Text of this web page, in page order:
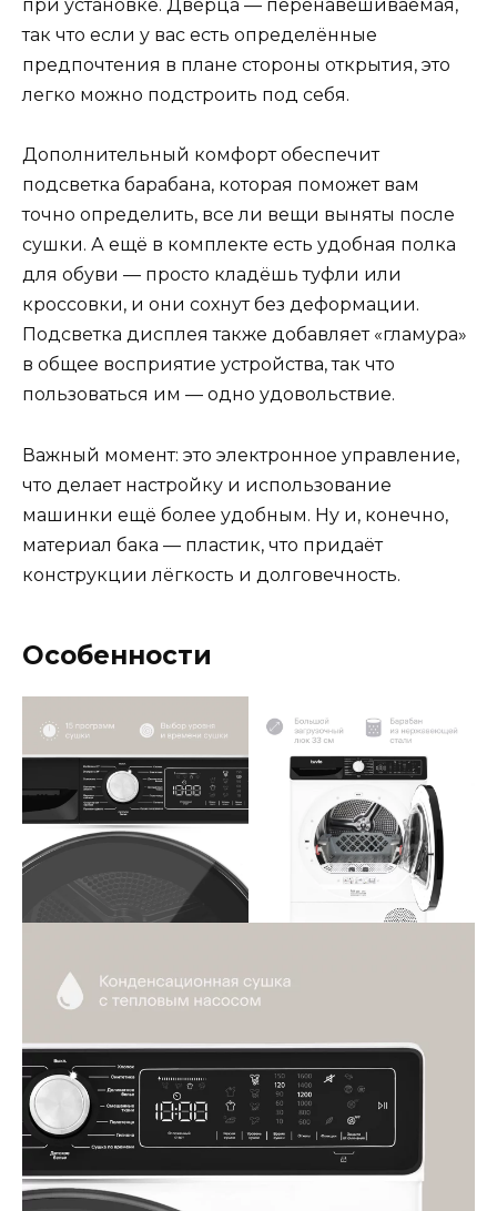
при установке. Дверца — перенавешиваемая,
так что если у вас есть определённые
предпочтения в плане стороны открытия, это
легко можно подстроить под себя.
Дополнительный комфорт обеспечит
подсветка барабана, которая поможет вам
точно определить, все ли вещи выняты после
сушки. А ещё в комплекте есть удобная полка
для обуви — просто кладёшь туфли или
кроссовки, и они сохнут без деформации.
Подсветка дисплея также добавляет «гламура»
в общее восприятие устройства, так что
пользоваться им — одно удовольствие.
Важный момент: это электронное управление,
что делает настройку и использование
машинки ещё более удобным. Ну и, конечно,
материал бака — пластик, что придаёт
конструкции лёгкость и долговечность.
Особенности